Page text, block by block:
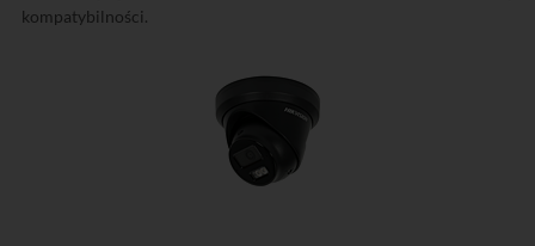
kompatybilności.